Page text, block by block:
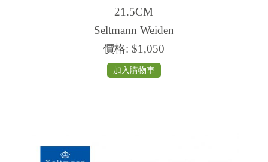
21.5CM
Seltmann Weiden
價格: $1,050
加入購物車